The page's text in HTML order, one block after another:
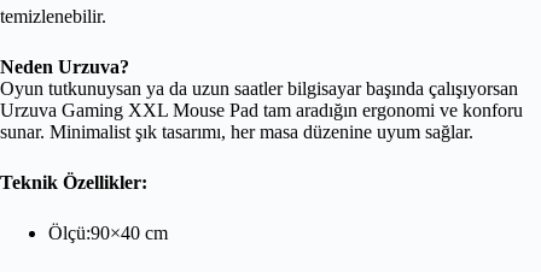
temizlenebilir.
Neden Urzuva?
Oyun tutkunuysan ya da uzun saatler bilgisayar başında çalışıyorsan
Urzuva Gaming XXL Mouse Pad tam aradığın ergonomi ve konforu
sunar. Minimalist şık tasarımı, her masa düzenine uyum sağlar.
Teknik Özellikler:
Ölçü:90×40 cm